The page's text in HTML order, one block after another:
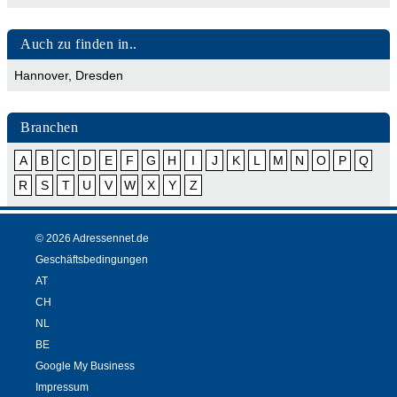
Auch zu finden in..
Hannover, Dresden
Branchen
A B C D E F G H I J K L M N O P
Q
R
S T U V W X Y Z
© 2026 Adressennet.de
Geschäftsbedingungen
AT
CH
NL
BE
Google My Business
Impressum